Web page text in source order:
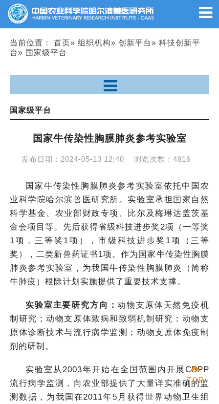
当前位置： 首页» 组织机构» 创新平台» 科技创新平
台» 国家级平台
国家级平台
国家牛传染性胸膜肺炎参考实验室
发布日期： 2024-05-13 12:40 浏览次数： 4816
国家牛传染性胸膜肺炎参考实验室依托中国农
业科学院哈尔滨兽医研究所。实验室承担国家自然
科学基金、农业部财政专项、比尔及梅琳达盖茨基
金会项目等。先后获得省级科技进步奖2项（一等奖
1项，三等奖1项），市级科技进步奖1项（三等
奖），二类新兽药证书1项。作为国家牛传染性胸膜
肺炎参考实验室，为我国牛传染性胸膜肺炎（简称
牛肺疫）根除计划实施提供了重要技术支撑。
实验室主要研究方向：动物支原体天然免疫机
制研究；动物支原体致病和致弱机制研究；动物支
原体诊断技术与流行病学监测；动物支原体免疫制
剂的研制。
实验室从2003年开始在全国范围内开展CBPP
流行病学监测，向农业部提供了大量详实准确的监
测数据，为我国在2011年5月获得世界动物卫生组
TOP